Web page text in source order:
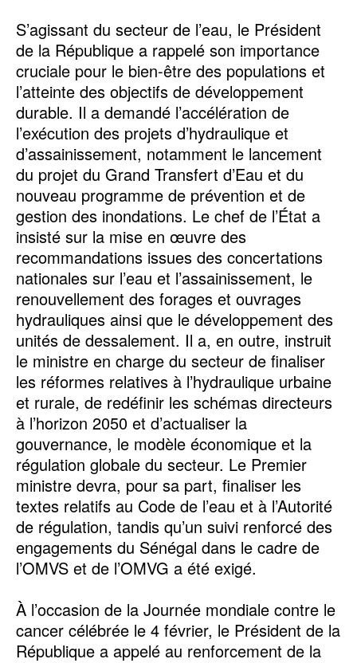
S’agissant du secteur de l’eau, le Président
de la République a rappelé son importance
cruciale pour le bien-être des populations et
l’atteinte des objectifs de développement
durable. Il a demandé l’accélération de
l’exécution des projets d’hydraulique et
d’assainissement, notamment le lancement
du projet du Grand Transfert d’Eau et du
nouveau programme de prévention et de
gestion des inondations. Le chef de l’État a
insisté sur la mise en œuvre des
recommandations issues des concertations
nationales sur l’eau et l’assainissement, le
renouvellement des forages et ouvrages
hydrauliques ainsi que le développement des
unités de dessalement. Il a, en outre, instruit
le ministre en charge du secteur de finaliser
les réformes relatives à l’hydraulique urbaine
et rurale, de redéfinir les schémas directeurs
à l’horizon 2050 et d’actualiser la
gouvernance, le modèle économique et la
régulation globale du secteur. Le Premier
ministre devra, pour sa part, finaliser les
textes relatifs au Code de l’eau et à l’Autorité
de régulation, tandis qu’un suivi renforcé des
engagements du Sénégal dans le cadre de
l’OMVS et de l’OMVG a été exigé.
À l’occasion de la Journée mondiale contre le
cancer célébrée le 4 février, le Président de la
République a appelé au renforcement de la